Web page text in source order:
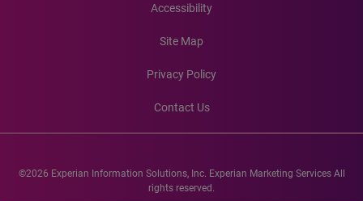
Accessibility
Site Map
Privacy Policy
Contact Us
©2026 Experian Information Solutions, Inc. Experian Marketing Services All
rights reserved.